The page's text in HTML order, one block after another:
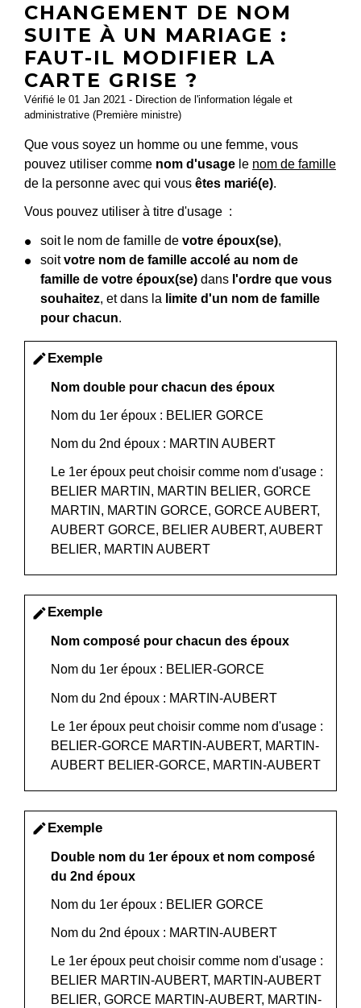
CHANGEMENT DE NOM
SUITE À UN MARIAGE :
FAUT-IL MODIFIER LA
CARTE GRISE ?
Vérifié le 01 Jan 2021 - Direction de l'information légale et
administrative (Première ministre)
Que vous soyez un homme ou une femme, vous
pouvez utiliser comme nom d'usage le nom de famille
de la personne avec qui vous êtes marié(e).
Vous pouvez utiliser à titre d'usage :
soit le nom de famille de votre époux(se),
soitvotre nom de famille accolé au nom de
famille de votre époux(se) dans l'ordre que vous
souhaitez, et dans la limite d'un nom de famille
pour chacun.
editExemple
Nom double pour chacun des époux
Nom du 1er époux : BELIER GORCE
Nom du 2nd époux : MARTIN AUBERT
Le 1er époux peut choisir comme nom d'usage :
BELIER MARTIN, MARTIN BELIER, GORCE
MARTIN, MARTIN GORCE, GORCE AUBERT,
AUBERT GORCE, BELIER AUBERT, AUBERT
BELIER, MARTIN AUBERT
edit Exemple
Nom composé pour chacun des époux
Nom du 1er époux : BELIER-GORCE
Nom du 2nd époux : MARTIN-AUBERT
Le 1er époux peut choisir comme nom d'usage :
BELIER-GORCE MARTIN-AUBERT, MARTIN-
AUBERT BELIER-GORCE, MARTIN-AUBERT
editExemple
Double nom du 1er époux et nom composé
du 2nd époux
Nom du 1er époux : BELIER GORCE
Nom du 2nd époux : MARTIN-AUBERT
Le 1er époux peut choisir comme nom d'usage :
BELIER MARTIN-AUBERT, MARTIN-AUBERT
BELIER, GORCE MARTIN-AUBERT, MARTIN-